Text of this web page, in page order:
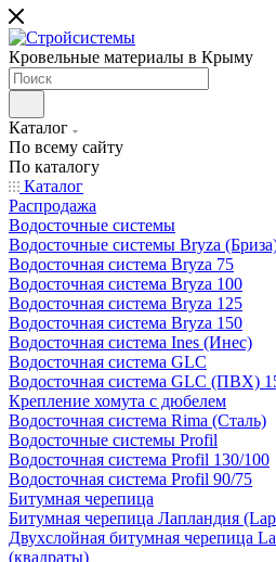
Кровельные материалы в Крыму
Каталог
По всему сайту
По каталогу
Каталог
Распродажа
Водосточные системы
Водосточные системы Bryza
Водосточная система Bryza 75
Водосточная система Bryza 100
Водосточная система Bryza 125
Водосточная система Bryza 150
Водосточная система Ines (Инес)
Водосточная система GLC
Водосточная система GLC (ПВХ)
Крепление хомута с дюбелем
Водосточная система Rima (Сталь)
Водосточные системы Profil
Водосточная система Profil 130/100
Водосточная система Profil 90/75
Битумная черепица
Битумная черепица Лапландия
Двухслойная битумная черепица
(квадраты)